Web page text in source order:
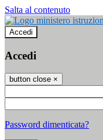
Salta al contenuto
Accedi
Accedi
button close ×
Password dimenticata?